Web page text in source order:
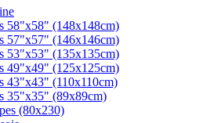
58"x58" (148x148cm)
57"x57" (146x146cm)
53"x53" (135x135cm)
49"x49" (125x125cm)
43"x43" (110x110cm)
35"x35" (89x89cm)
(80х230)